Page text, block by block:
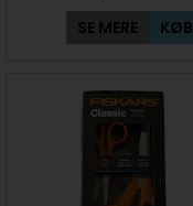
SE MERE KØB